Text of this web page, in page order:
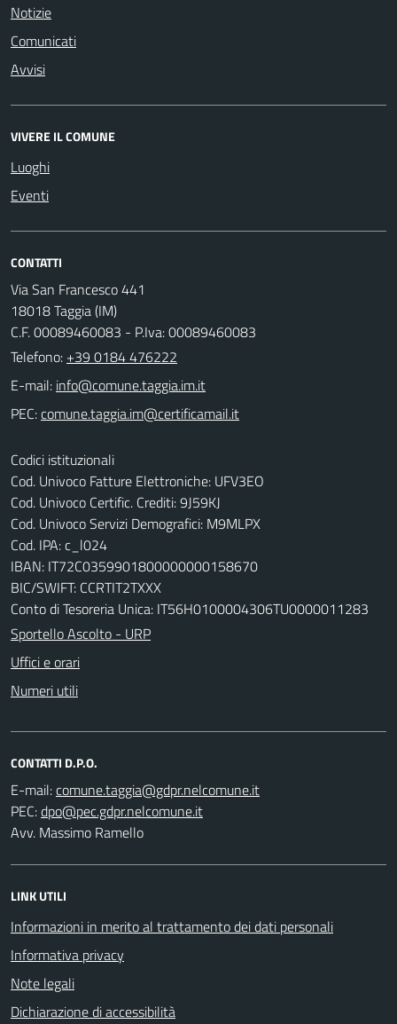
Notizie
Comunicati
Avvisi
VIVERE IL COMUNE
Luoghi
Eventi
CONTATTI
Via San Francesco 441
18018 Taggia (IM)
C.F. 00089460083 - P.Iva: 00089460083
Telefono: +39 0184 476222
E-mail:
PEC:
Codici istituzionali
Cod. Univoco Fatture Elettroniche: UFV3EO
Cod. Univoco Certific. Crediti: 9J59KJ
Cod. Univoco Servizi Demografici: M9MLPX
Cod. IPA: c_l024
IBAN: IT72C0359901800000000158670
BIC/SWIFT: CCRTIT2TXXX
Conto di Tesoreria Unica: IT56H0100004306TU0000011283
Sportello Ascolto - URP
Uffici e orari
Numeri utili
CONTATTI D.P.O.
E-mail:
PEC:
Avv. Massimo Ramello
LINK UTILI
Informazioni in merito al trattamento dei dati personali
Informativa privacy
Note legali
Dichiarazione di accessibilità